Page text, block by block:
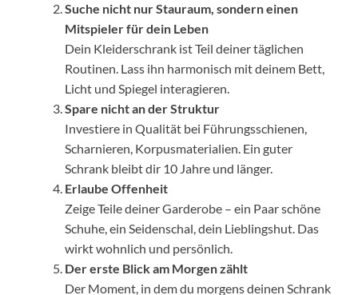
Suche nicht nur Stauraum, sondern einen
Mitspieler für dein Leben
Dein Kleiderschrank ist Teil deiner täglichen
Routinen. Lass ihn harmonisch mit deinem Bett,
Licht und Spiegel interagieren.
Spare nicht an der Struktur
Investiere in Qualität bei Führungsschienen,
Scharnieren, Korpusmaterialien. Ein guter
Schrank bleibt dir 10 Jahre und länger.
Erlaube Offenheit
Zeige Teile deiner Garderobe – ein Paar schöne
Schuhe, ein Seidenschal, dein Lieblingshut. Das
wirkt wohnlich und persönlich.
Der erste Blick am Morgen zählt
Der Moment, in dem du morgens deinen Schrank